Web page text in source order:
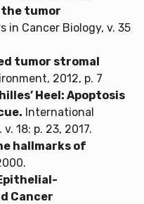
tumor
in Cancer Biology, v. 35
tumor stromal
2012, p. 7
Heel: Apoptosis
International
18: p. 23, 2017.
hallmarks of
Cancer